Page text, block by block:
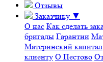
Отзывы
Заказчику ▼
О нас Как сделать
бригады Гарантии
Материнский капитал
клиенту О Пестово